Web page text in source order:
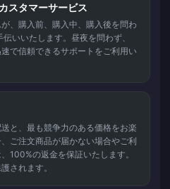
スタマーサービス
、購入前、購入中、購入後を問わ
いいたします。昼夜を問わず、
で信頼できるサポートをご利用い
と、最も競争力のある価格をお楽
ご注文商品が届かない場合やご利
100%の返金を保証いたします。
されます。